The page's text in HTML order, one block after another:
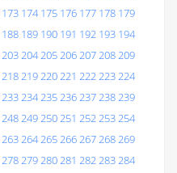
173 174 175 176 177 178 179
188 189 190 191 192 193 194
203204205206207208209
218219220221 222223224
233234235236237238239
248249250251 252253254
263264265266267268269
278279280281 282283284